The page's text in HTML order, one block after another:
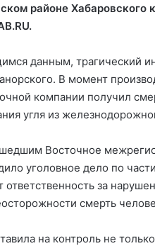
районе Хабаровского
данным, трагический
В момент
компании получил
угля из
Восточное
уголовное дело по
ответственность за
смерть
на контроль не